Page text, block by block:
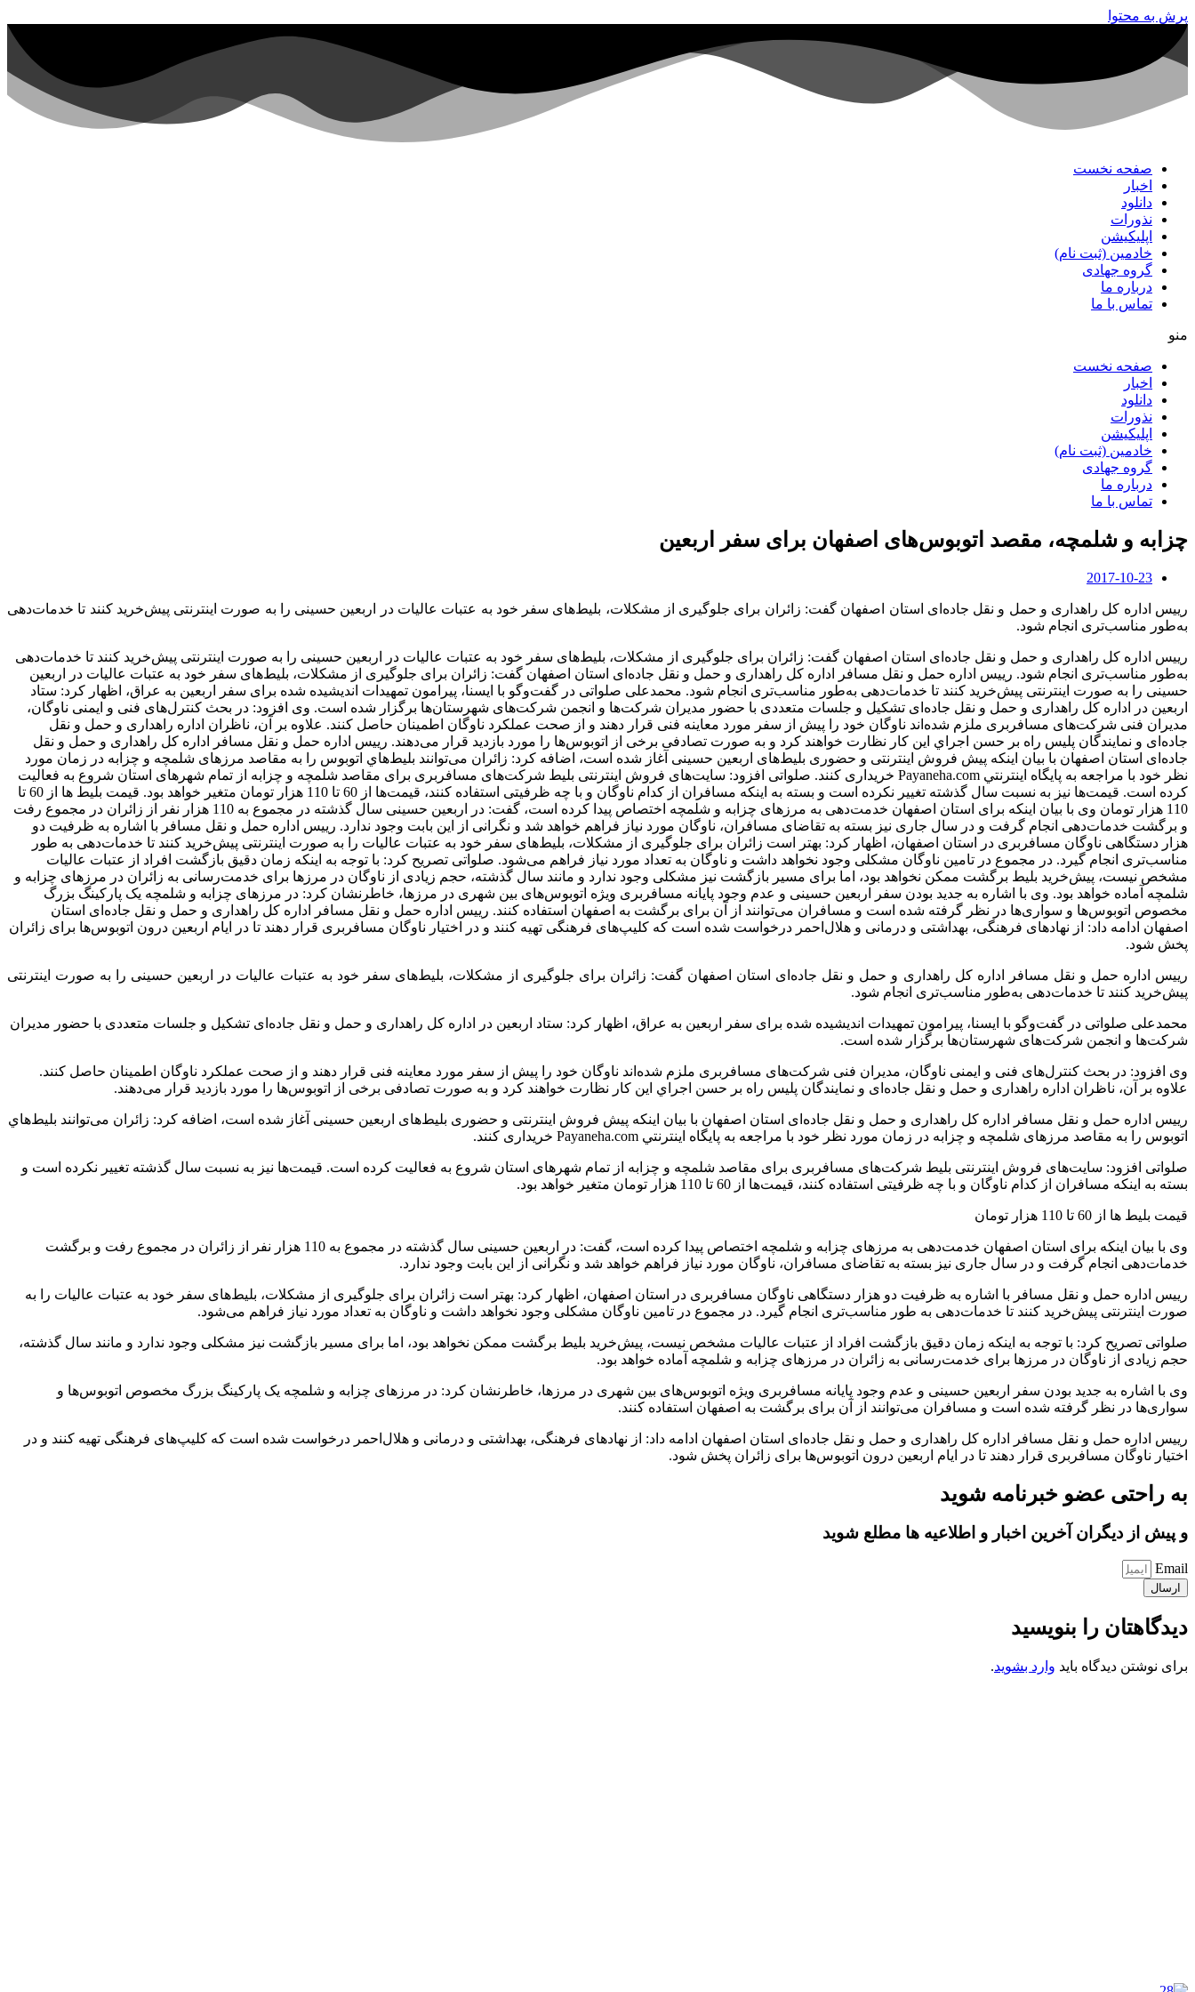
پرش به محتوا
صفحه نخست
اخبار
دانلود
نذورات
اپلیکیشن
خادمین (ثبت نام)
گروه جهادی
درباره ما
تماس با ما
منو
صفحه نخست
اخبار
دانلود
نذورات
اپلیکیشن
خادمین (ثبت نام)
گروه جهادی
درباره ما
تماس با ما
چزابه و شلمچه، مقصد اتوبوس‌های اصفهان برای سفر اربعین
2017-10-23
ریيس اداره کل راهداری و حمل و نقل جاده‌ای استان اصفهان گفت: زائران برای جلوگیری از مشکلات، بلیط‌های سفر خود به عتبات عالیات در اربعین حسینی را به‌ صورت اینترنتی پیش‌خرید کنند تا خدمات‌دهی
به‌طور مناسب‌تری انجام شود.
ریيس اداره کل راهداری و حمل و نقل جاده‌ای استان اصفهان گفت: زائران برای جلوگیری از مشکلات، بلیط‌های سفر خود به عتبات عالیات در اربعین حسینی را به‌ صورت اینترنتی پیش‌خرید کنند تا خدمات‌دهی
به‌طور مناسب‌تری انجام شود. ریيس اداره حمل و نقل مسافر اداره کل راهداری و حمل و نقل جاده‌ای استان اصفهان گفت: زائران برای جلوگیری از مشکلات، بلیط‌های سفر خود به عتبات عالیات در اربعین
حسینی را به‌ صورت اینترنتی پیش‌خرید کنند تا خدمات‌دهی به‌طور مناسب‌تری انجام شود. محمدعلی صلواتی در گفت‌وگو با ایسنا، پیرامون تمهیدات اندیشیده شده برای سفر اربعین به عراق، اظهار کرد: ستاد
اربعین در اداره کل راهداری و حمل و نقل جاده‌ای تشکیل و جلسات متعددی با حضور مدیران شرکت‌ها و انجمن شرکت‌های شهرستان‌ها برگزار شده است. وی افزود: در بحث کنترل‌های فنی و ایمنی ناوگان،
مدیران فنی شرکت‌های مسافربری ملزم شده‌اند ناوگان خود را پیش از سفر مورد معاینه فنی قرار دهند و از صحت عملکرد ناوگان اطمینان حاصل کنند. علاوه بر آن، ناظران اداره راهداری و حمل و نقل
جاده‌ای و نمايندگان پليس راه بر حسن اجراي اين كار نظارت خواهند کرد و به صورت تصادفی برخی از اتوبوس‌ها را مورد بازدید قرار می‌دهند. ریيس اداره حمل و نقل مسافر اداره کل راهداری و حمل و نقل
جاده‌ای استان اصفهان با بیان اینکه پیش فروش اینترنتی و حضوری بلیط‌های اربعین حسینی آغاز شده است، اضافه کرد: زائران می‌توانند بليط‌هاي اتوبوس را به مقاصد مرزهاى شلمچه و چزابه در زمان مورد
نظر خود با مراجعه به پايگاه اينترنتي Payaneha.com خریداری کنند. صلواتی افزود: سایت‌های فروش اینترنتی بلیط شرکت‌های مسافربری برای مقاصد شلمچه و چزابه از تمام شهرهای استان شروع به فعالیت
کرده است. قیمت‌ها نیز به نسبت سال گذشته تغییر نکرده است و بسته به اینکه مسافران از کدام ناوگان و با چه ظرفیتی استفاده کنند، قیمت‌ها از 60 تا 110 هزار تومان متغیر خواهد بود. قیمت بلیط ها از 60 تا
110 هزار تومان وی با بیان اینکه برای استان اصفهان خدمت‌دهی به مرزهای چزابه و شلمچه اختصاص پیدا کرده است، گفت: در اربعین حسینی سال گذشته در مجموع به 110 هزار نفر از زائران در مجموع رفت
و برگشت خدمات‌دهی انجام گرفت و در سال جاری نیز بسته به تقاضای مسافران، ناوگان مورد نیاز فراهم خواهد شد و نگرانی از این بابت وجود ندارد. ریيس اداره حمل و نقل مسافر با اشاره به ظرفیت دو
هزار دستگاهی ناوگان مسافربری در استان اصفهان، اظهار کرد: بهتر است زائران برای جلوگیری از مشکلات، بلیط‌های سفر خود به عتبات عالیات را به‌ صورت اینترنتی پیش‌خرید کنند تا خدمات‌دهی به‌ طور
مناسب‌تری انجام گیرد. در مجموع در تامین ناوگان مشکلی وجود نخواهد داشت و ناوگان به تعداد مورد نیاز فراهم می‌شود. صلواتی تصریح کرد: با توجه به اینکه زمان دقیق بازگشت افراد از عتبات عالیات
مشخص نیست، پیش‌خرید بلیط برگشت ممکن نخواهد بود، اما برای مسیر بازگشت نیز مشکلی وجود ندارد و مانند سال گذشته، حجم زیادی از ناوگان در مرزها برای خدمت‌رسانی به زائران در مرزهای چزابه و
شلمچه آماده خواهد بود. وی با اشاره به جدید بودن سفر اربعین حسینی و عدم وجود پایانه مسافربری ویژه اتوبوس‌های بین شهری در مرزها، خاطرنشان کرد: در مرزهای چزابه و شلمچه یک پارکینگ بزرگ
مخصوص اتوبوس‌ها و سواری‌ها در نظر گرفته شده است و مسافران می‌توانند از آن برای برگشت به اصفهان استفاده کنند. ریيس اداره حمل و نقل مسافر اداره کل راهداری و حمل و نقل جاده‌ای استان
اصفهان ادامه داد: از نهادهای فرهنگی، بهداشتی و درمانی و هلال‌احمر درخواست شده است که کلیپ‌های فرهنگی تهیه کنند و در اختیار ناوگان مسافربری قرار دهند تا در ایام اربعین درون اتوبوس‌ها برای زائران
پخش شود.
ریيس اداره حمل و نقل مسافر اداره کل راهداری و حمل و نقل جاده‌ای استان اصفهان گفت: زائران برای جلوگیری از مشکلات، بلیط‌های سفر خود به عتبات عالیات در اربعین حسینی را به‌ صورت اینترنتی
پیش‌خرید کنند تا خدمات‌دهی به‌طور مناسب‌تری انجام شود.
محمدعلی صلواتی در گفت‌وگو با ایسنا، پیرامون تمهیدات اندیشیده شده برای سفر اربعین به عراق، اظهار کرد: ستاد اربعین در اداره کل راهداری و حمل و نقل جاده‌ای تشکیل و جلسات متعددی با حضور مدیران
شرکت‌ها و انجمن شرکت‌های شهرستان‌ها برگزار شده است.
وی افزود: در بحث کنترل‌های فنی و ایمنی ناوگان، مدیران فنی شرکت‌های مسافربری ملزم شده‌اند ناوگان خود را پیش از سفر مورد معاینه فنی قرار دهند و از صحت عملکرد ناوگان اطمینان حاصل کنند.
علاوه بر آن، ناظران اداره راهداری و حمل و نقل جاده‌ای و نمايندگان پليس راه بر حسن اجراي اين كار نظارت خواهند کرد و به صورت تصادفی برخی از اتوبوس‌ها را مورد بازدید قرار می‌دهند.
ریيس اداره حمل و نقل مسافر اداره کل راهداری و حمل و نقل جاده‌ای استان اصفهان با بیان اینکه پیش فروش اینترنتی و حضوری بلیط‌های اربعین حسینی آغاز شده است، اضافه کرد: زائران می‌توانند بليط‌هاي
اتوبوس را به مقاصد مرزهاى شلمچه و چزابه در زمان مورد نظر خود با مراجعه به پايگاه اينترنتي Payaneha.com خریداری کنند.
صلواتی افزود: سایت‌های فروش اینترنتی بلیط شرکت‌های مسافربری برای مقاصد شلمچه و چزابه از تمام شهرهای استان شروع به فعالیت کرده است. قیمت‌ها نیز به نسبت سال گذشته تغییر نکرده است و
بسته به اینکه مسافران از کدام ناوگان و با چه ظرفیتی استفاده کنند، قیمت‌ها از 60 تا 110 هزار تومان متغیر خواهد بود.
قیمت بلیط ها از 60 تا 110 هزار تومان
وی با بیان اینکه برای استان اصفهان خدمت‌دهی به مرزهای چزابه و شلمچه اختصاص پیدا کرده است، گفت: در اربعین حسینی سال گذشته در مجموع به 110 هزار نفر از زائران در مجموع رفت و برگشت
خدمات‌دهی انجام گرفت و در سال جاری نیز بسته به تقاضای مسافران، ناوگان مورد نیاز فراهم خواهد شد و نگرانی از این بابت وجود ندارد.
ریيس اداره حمل و نقل مسافر با اشاره به ظرفیت دو هزار دستگاهی ناوگان مسافربری در استان اصفهان، اظهار کرد: بهتر است زائران برای جلوگیری از مشکلات، بلیط‌های سفر خود به عتبات عالیات را به‌
صورت اینترنتی پیش‌خرید کنند تا خدمات‌دهی به‌ طور مناسب‌تری انجام گیرد. در مجموع در تامین ناوگان مشکلی وجود نخواهد داشت و ناوگان به تعداد مورد نیاز فراهم می‌شود.
صلواتی تصریح کرد: با توجه به اینکه زمان دقیق بازگشت افراد از عتبات عالیات مشخص نیست، پیش‌خرید بلیط برگشت ممکن نخواهد بود، اما برای مسیر بازگشت نیز مشکلی وجود ندارد و مانند سال گذشته،
حجم زیادی از ناوگان در مرزها برای خدمت‌رسانی به زائران در مرزهای چزابه و شلمچه آماده خواهد بود.
وی با اشاره به جدید بودن سفر اربعین حسینی و عدم وجود پایانه مسافربری ویژه اتوبوس‌های بین شهری در مرزها، خاطرنشان کرد: در مرزهای چزابه و شلمچه یک پارکینگ بزرگ مخصوص اتوبوس‌ها و
سواری‌ها در نظر گرفته شده است و مسافران می‌توانند از آن برای برگشت به اصفهان استفاده کنند.
ریيس اداره حمل و نقل مسافر اداره کل راهداری و حمل و نقل جاده‌ای استان اصفهان ادامه داد: از نهادهای فرهنگی، بهداشتی و درمانی و هلال‌احمر درخواست شده است که کلیپ‌های فرهنگی تهیه کنند و در
اختیار ناوگان مسافربری قرار دهند تا در ایام اربعین درون اتوبوس‌ها برای زائران پخش شود.
به راحتی عضو خبرنامه شوید
و پیش از دیگران آخرین اخبار و اطلاعیه ها مطلع شوید
Email
ارسال
دیدگاهتان را بنویسید
برای نوشتن دیدگاه باید وارد بشوید.